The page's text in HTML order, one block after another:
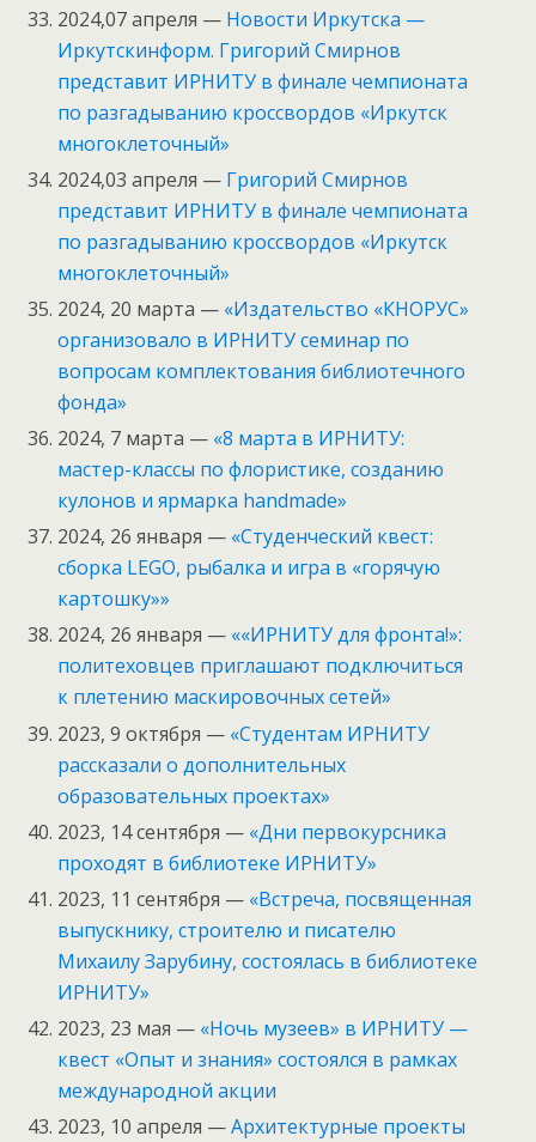
2024,07 апреля — Новости Иркутска —
Иркутскинформ. Григорий Смирнов
представит ИРНИТУ в финале чемпионата
по разгадыванию кроссвордов «Иркутск
многоклеточный»
2024,03 апреля — Григорий Смирнов
представит ИРНИТУ в финале чемпионата
по разгадыванию кроссвордов «Иркутск
многоклеточный»
2024, 20 марта — «Издательство «КНОРУС»
организовало в ИРНИТУ семинар по
вопросам комплектования библиотечного
фонда»
2024, 7 марта — «8 марта в ИРНИТУ:
мастер-классы по флористике, созданию
кулонов и ярмарка handmade»
2024, 26 января — «Студенческий квест:
сборка LEGO, рыбалка и игра в «горячую
картошку»»
2024, 26 января — ««ИРНИТУ для фронта!»:
политеховцев приглашают подключиться
к плетению маскировочных сетей»
2023, 9 октября — «Студентам ИРНИТУ
рассказали о дополнительных
образовательных проектах»
2023, 14 сентября — «Дни первокурсника
проходят в библиотеке ИРНИТУ»
2023, 11 сентября — «Встреча, посвященная
выпускнику, строителю и писателю
Михаилу Зарубину, состоялась в библиотеке
ИРНИТУ»
2023, 23 мая — «Ночь музеев» в ИРНИТУ —
квест «Опыт и знания» состоялся в рамках
международной акции
2023, 10 апреля —Архитектурные проекты